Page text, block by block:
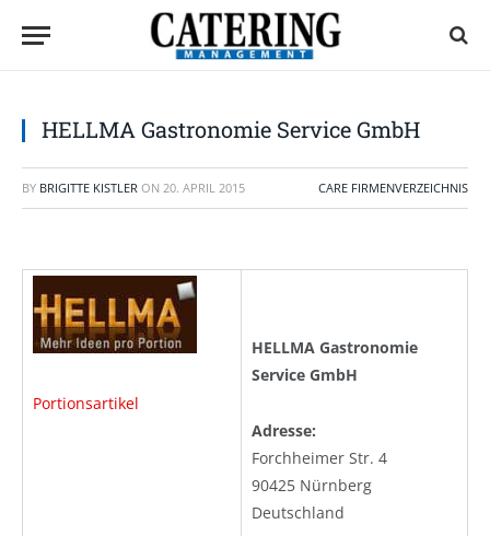
HELLMA Gastronomie Service GmbH
BY BRIGITTE KISTLER ON 20. APRIL 2015 CARE FIRMENVERZEICHNIS
Portionsartikel
HELLMA Gastronomie
Service GmbH
Adresse:
Forchheimer Str. 4
90425 Nürnberg
Deutschland